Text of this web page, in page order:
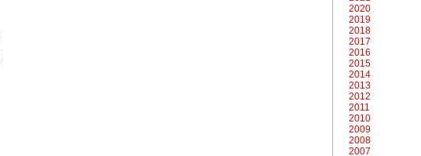
2020
2019
2018
2017
2016
2015
2014
2013
2012
2011
2010
2009
2008
2007